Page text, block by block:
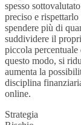
spesso
preciso e
spendere più di
suddividere il
piccola
questo modo, si
aumenta la
disciplina
online.
Strategia